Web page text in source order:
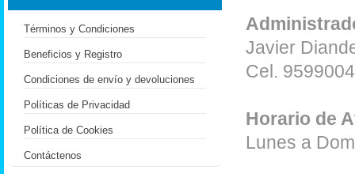
Javier
Cel.
Horario de
Lunes a
Términos y Condiciones
Beneficios y Registro
Condiciones de envío y devoluciones
Políticas de Privacidad
Política de Cookies
Contáctenos